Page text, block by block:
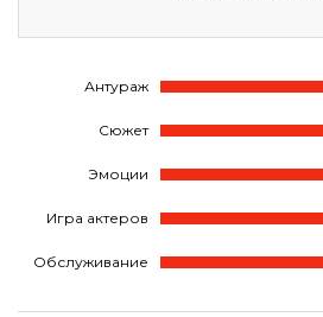
Антураж
Сюжет
Эмоции
Игра актеров
Обслуживание